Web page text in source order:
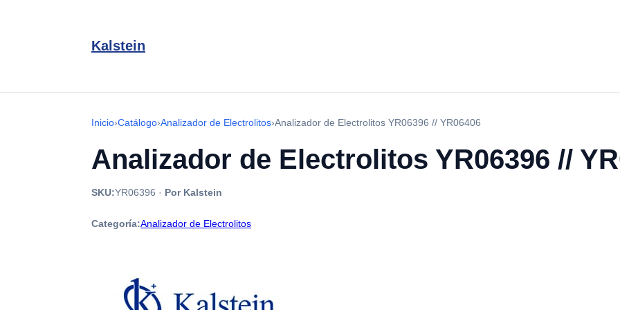
Kalstein
Inicio›Catálogo›Analizador de Electrolitos›Analizador de Electrolitos YR06396 // YR06406
Analizador de Electrolitos YR06396 //
SKU:YR06396 · Por Kalstein
Categoría:Analizador de Electrolitos